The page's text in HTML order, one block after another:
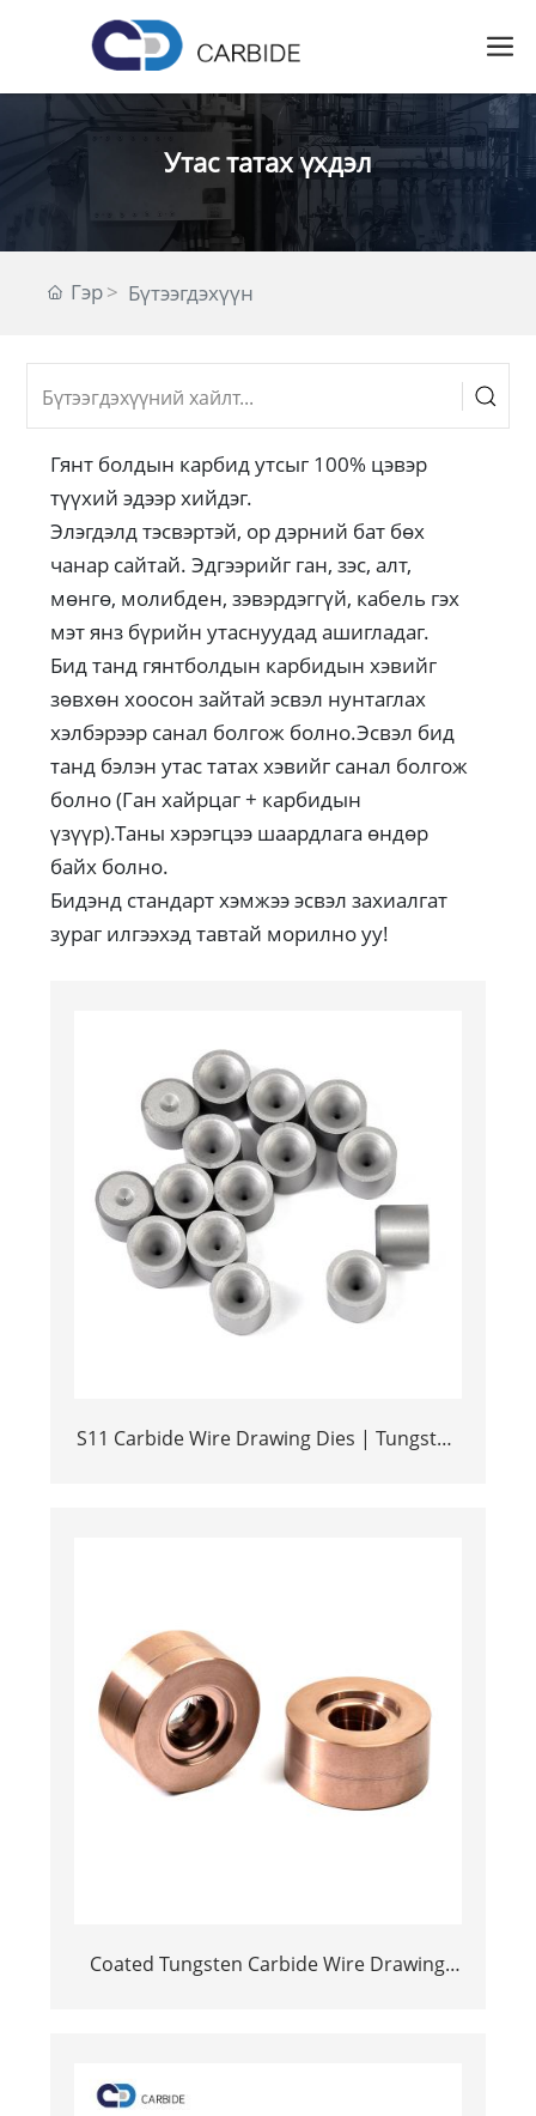
Утас татах үхдэл
Гэр Бүтээгдэхүүн
Гянт болдын карбид утсыг 100% цэвэр
түүхий эдээр хийдэг.
Элэгдэлд тэсвэртэй, ор дэрний бат бөх
чанар сайтай. Эдгээрийг ган, зэс, алт,
мөнгө, молибден, зэвэрдэггүй, кабель гэх
мэт янз бүрийн утаснуудад ашигладаг.
Бид танд гянтболдын карбидын хэвийг
зөвхөн хоосон зайтай эсвэл нунтаглах
хэлбэрээр санал болгож болно.Эсвэл бид
танд бэлэн утас татах хэвийг санал болгож
болно (Ган хайрцаг + карбидын
үзүүр).Таны хэрэгцээ шаардлага өндөр
байх болно.
Бидэнд стандарт хэмжээ эсвэл захиалгат
зураг илгээхэд тавтай морилно уу!
S11 Carbide Wire Drawing Dies | Tungsten
Coated Tungsten Carbide Wire Drawing